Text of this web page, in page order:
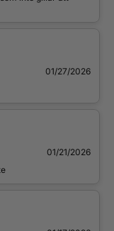
z posiłkiem
substancje
sole
01/27/2026
01/21/2026